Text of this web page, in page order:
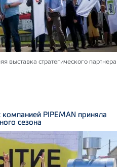
стратегического партнера
PIPEMAN приняла
сезона